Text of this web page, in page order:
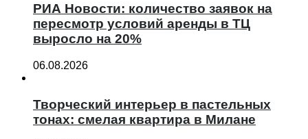
РИА Новости: количество заявок на
пересмотр условий аренды в ТЦ
выросло на 20%
06.08.2026
Творческий интерьер в пастельных
тонах: смелая квартира в Милане